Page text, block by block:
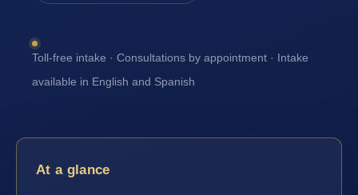
Toll-free intake · Consultations by appointment · Intake
available in English and Spanish
At a glance